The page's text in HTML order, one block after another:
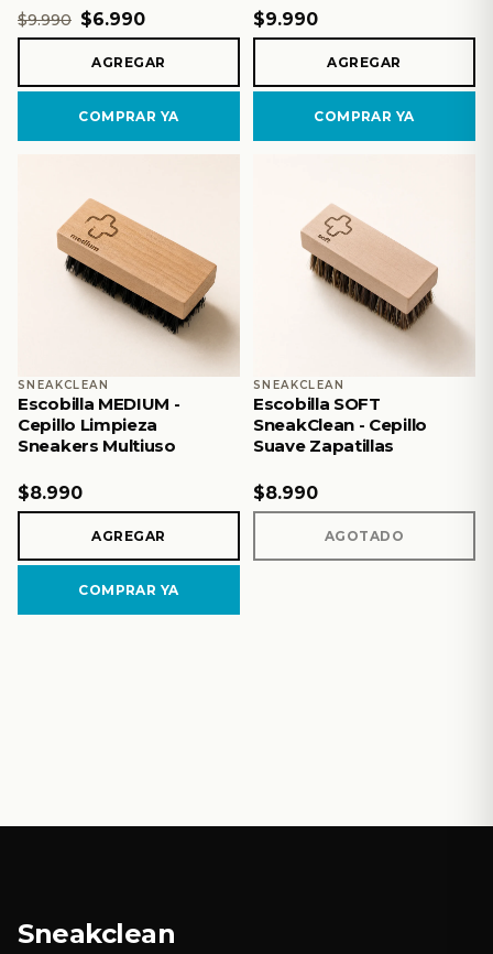
$9.990 $6.990
AGREGAR
COMPRAR YA
$9.990
AGREGAR
COMPRAR YA
SNEAKCLEAN
Escobilla MEDIUM -
Cepillo Limpieza
Sneakers Multiuso
$8.990
AGREGAR
COMPRAR YA
SNEAKCLEAN
Escobilla SOFT
SneakClean - Cepillo
Suave Zapatillas
$8.990
AGOTADO
Sneakclean